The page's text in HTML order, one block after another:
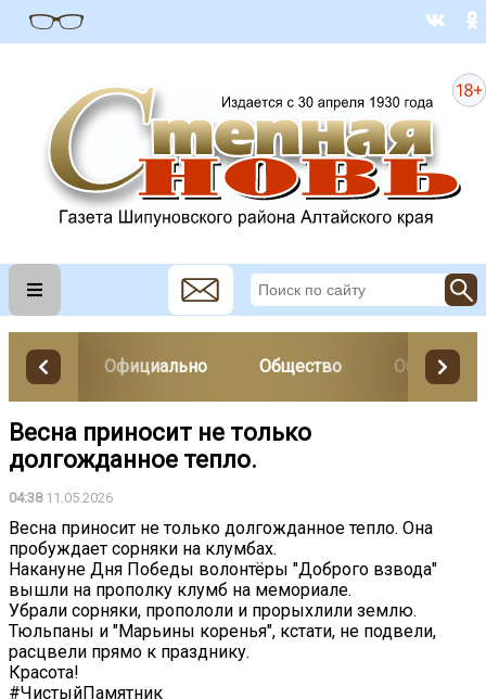
Официально Общество
Весна приносит не только
долгожданное тепло.
04:3811.05.2026
Весна приносит не только долгожданное тепло. Она
пробуждает сорняки на клумбах.
Накануне Дня Победы волонтёры "Доброго взвода"
вышли на прополку клумб на мемориале.
Убрали сорняки, пропололи и прорыхлили землю.
Тюльпаны и "Марьины коренья", кстати, не подвели,
расцвели прямо к празднику.
Красота!
#ЧистыйПамятник